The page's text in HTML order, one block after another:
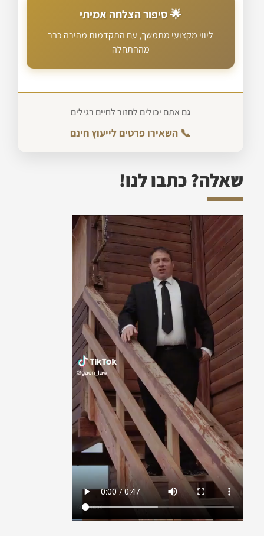
🌟 סיפור הצלחה אמיתי
ליווי מקצועי מתמשך, עם התקדמות מהירה כבר
מההתחלה
גם אתם יכולים לחזור לחיים רגילים
📞 השאירו פרטים לייעוץ חינם
שאלה? כתבו לנו!